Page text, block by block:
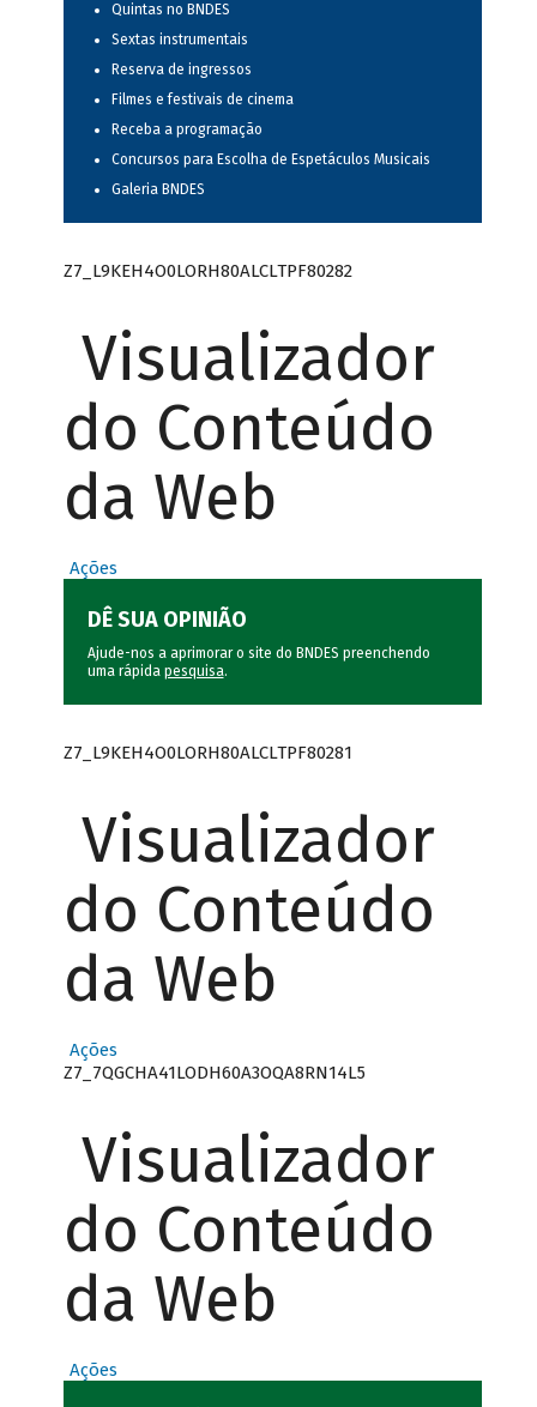
Quintas no BNDES
Sextas instrumentais
Reserva de ingressos
Filmes e festivais de cinema
Receba a programação
Concursos para Escolha de Espetáculos Musicais
Galeria BNDES
Z7_L9KEH4O0LORH80ALCLTPF80282
Visualizador
do Conteúdo
da Web
Ações
DÊ SUA OPINIÃO
Ajude-nos a aprimorar o site do BNDES preenchendo
uma rápida pesquisa.
Z7_L9KEH4O0LORH80ALCLTPF80281
Visualizador
do Conteúdo
da Web
Ações
Z7_7QGCHA41LODH60A3OQA8RN14L5
Visualizador
do Conteúdo
da Web
Ações